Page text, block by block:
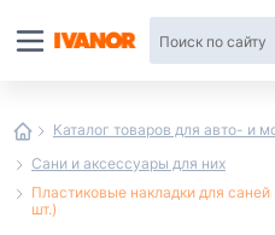
Каталог товаров для авто- и
Сани и аксессуары для них
Пластиковые накладки для
шт.)
интернет-